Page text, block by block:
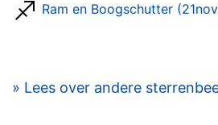
Ram en Boogschutter
» Lees over andere